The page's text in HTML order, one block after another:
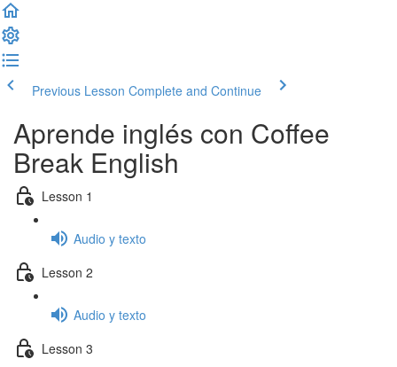
Previous Lesson Complete and Continue
Aprende inglés con Coffee
Break English
Lesson 1
Audio y texto
Lesson 2
Audio y texto
Lesson 3